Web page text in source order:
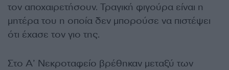
τον αποχαιρετήσουν. Τραγική φιγούρα είναι η
μητέρα του η οποία δεν μπορούσε να πιστέψει
ότι έχασε τον γιο της.
Στο Α’ Νεκροταφείο βρέθηκαν μεταξύ των